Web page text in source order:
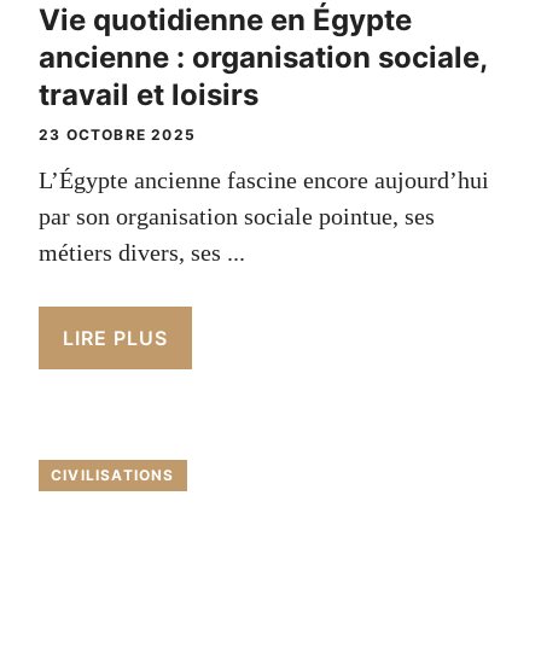
Vie quotidienne en Égypte
ancienne : organisation sociale,
travail et loisirs
23 OCTOBRE 2025
L’Égypte ancienne fascine encore aujourd’hui
par son organisation sociale pointue, ses
métiers divers, ses ...
LIRE PLUS
CIVILISATIONS